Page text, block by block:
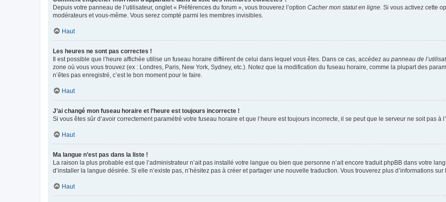
Depuis votre panneau de l’utilisateur, onglet « Préférences du forum », vous trouverez l’option Cacher mon statut en ligne . Si vous activez cette
modérateurs et vous-même. Vous serez compté parmi les membres invisibles.
Haut
Les heures ne sont pas correctes !
Il est possible que l’heure affichée utilise un fuseau horaire différent de celui dans lequel vous êtes. Dans ce cas, accédez au panneau de
zone où vous vous trouvez (ex : Londres, Paris, New York, Sydney, etc.). Notez que la modification du fuseau horaire, comme la plupart des
n’êtes pas enregistré, c’est le bon moment pour le faire.
Haut
J’ai changé mon fuseau horaire et l’heure est toujours incorrecte !
Si vous êtes sûr d’avoir correctement paramétré votre fuseau horaire et que l’heure est toujours incorrecte, il se peut que le serveur ne soit pas à
Haut
Ma langue n’est pas dans la liste !
La raison la plus probable est que l’administrateur n’ait pas installé votre langue ou bien que personne n’ait encore traduit phpBB dans votre
d’installer la langue désirée. Si elle n’existe pas, n’hésitez pas à créer et partager une nouvelle traduction. Vous trouverez plus d’informations sur
Haut